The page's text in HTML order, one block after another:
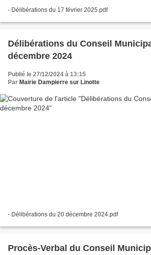
- Délibérations du 17 février 2025.pdf
Délibérations du Conseil
décembre 2024
Publié le 27/12/2024 à 13:15
Par Mairie Dampierre sur Linotte
- Délibérations du 20 décembre 2024.pdf
Procès-Verbal du Conseil